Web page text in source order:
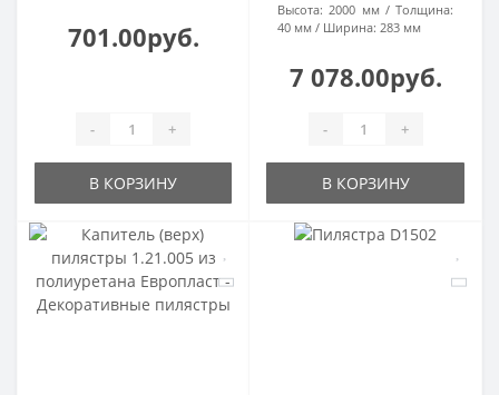
701.00руб.
- +
В КОРЗИНУ
Высота: 2000 мм
Толщина:
40 мм
Ширина: 283 мм
7 078.00руб.
- +
В КОРЗИНУ